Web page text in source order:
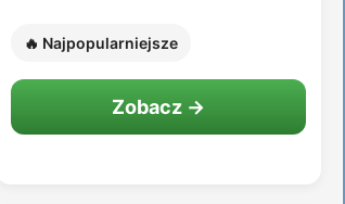
🔥 Najpopularniejsze
Zobacz →